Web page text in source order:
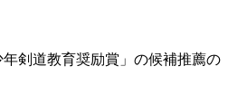
剣道教育奨励賞」の候補推薦の